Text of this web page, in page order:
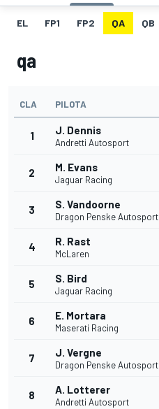
EL FP1 FP2 QA QB
qa
CLA PILOTA
1 J. Dennis
Andretti Autosport
2 M. Evans
Jaguar Racing
3 S. Vandoorne
Dragon Penske Autosport
4 R. Rast
McLaren
5 S. Bird
Jaguar Racing
6 E. Mortara
Maserati Racing
7 J. Vergne
Dragon Penske Autosport
8 A. Lotterer
Andretti Autosport